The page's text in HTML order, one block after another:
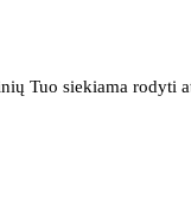
Tuo siekiama